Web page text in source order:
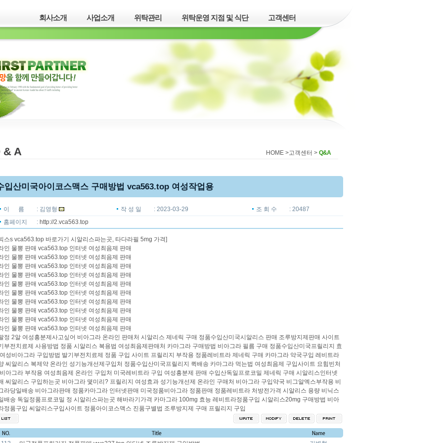
회사소개 사업소개 위탁관리 위탁운영 지점 및 식단 고객센터
& A HOME >고객센터 > Q&A
입산미국아이코스맥스 구매방법 vca563.top 여성작업용
이 름 : 김영형 작 성 일 : 2023-03-29 조 회 수
: 20487
홈페이지
: http://2.vca563.top
스s vca563.top 바로가기 시알리스파는곳, 타다라필 5mg 가격]
인 물뽕 판매 vca563.top 인터넷 여성최음제 판매
인 물뽕 판매 vca563.top 인터넷 여성최음제 판매
인 물뽕 판매 vca563.top 인터넷 여성최음제 판매
인 물뽕 판매 vca563.top 인터넷 여성최음제 판매
인 물뽕 판매 vca563.top 인터넷 여성최음제 판매
인 물뽕 판매 vca563.top 인터넷 여성최음제 판매
인 물뽕 판매 vca563.top 인터넷 여성최음제 판매
인 물뽕 판매 vca563.top 인터넷 여성최음제 판매
인 물뽕 판매 vca563.top 인터넷 여성최음제 판매
인 물뽕 판매 vca563.top 인터넷 여성최음제 판매
정 2알 여성흥분제사고싶어 비아그라 온라인 판매처 시알리스 제네릭 구매 정품수입산미국시알리스 판매 조루방지제판매 사이트
부전치료제 사용방법 정품 시알리스 복용법 여성최음제판매처 카마그라 구매방법 비아그라 필름 구매 정품수입산미국프릴리지 효
여성비아그라 구입방법 발기부전치료제 정품 구입 사이트 프릴리지 부작용 정품레비트라 제네릭 구매 카마그라 약국구입 레비트라
씨알리스 복제약 온라인 성기능개선제구입처 정품수입산미국프릴리지 퀵배송 카마그라 먹는법 여성최음제 구입사이트 요힘빈처
비아그라 부작용 여성최음제 온라인 구입처 미국레비트라 구입 여성흥분제 판매 수입산독일프로코밀 제네릭 구매 시알리스인터넷
씨알리스 구입하는곳 비아그라 몇미리? 프릴리지 여성효과 성기능개선제 온라인 구매처 비아그라 구입약국 비그알엑스부작용 비
라당일배송 비아그라판매 정품카마그라 인터넷판매 미국정품비아그라 정품판매 정품레비트라 처방전가격 시알리스 용량 비닉스
배송 독일정품프로코밀 정 시알리스파는곳 해바라기가격 카마그라 100mg 효능 레비트라정품구입 시알리스20mg 구매방법 비아
정품구입 씨알리스구입사이트 정품아이코스맥스 진품구별법 조루방지제 구매 프릴리지 구입